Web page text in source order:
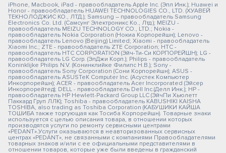
iPhone, Macbook, iPad - правообладатель Apple Inc. (Эпл Инк.); Huawei и
Honor - правообладатель HUAWEI TECHNOLOGIES CO., LTD. (ХУАВЕЙ
ТЕКНОЛОДЖИС КО., ЛТД.); Samsung – правообладатель Samsung
Electronics Co. Ltd. (Самсунг Электроникс Ко., Лтд.); MEIZU -
правообладатель MEIZU TECHNOLOGY CO., LTD.; Nokia -
правообладатель Nokia Corporation (Нокиа Корпорейшн); Lenovo -
правообладатель Lenovo (Beijing) Limited; Xiaomi - правообладатель
Xiaomi Inc.; ZTE - правообладатель ZTE Corporation; HTC -
правообладатель HTC CORPORATION (Эйч-Ти-Си КОРПОРЕЙШН); LG -
правообладатель LG Corp. (ЭлДжи Корп.); Philips - правообладатель
Koninklijke Philips N.V. (Конинклийке Филипс Н.В.); Sony -
правообладатель Sony Corporation (Сони Корпорейшн); ASUS -
правообладатель ASUSTeK Computer Inc. (Асустек Компьютер
Инкорпорейшн); ACER - правообладатель Acer Incorporated (Эйсер
Инкорпорейтед); DELL - правообладатель Dell Inc.(Делл Инк.); HP -
правообладатель HP Hewlett-Packard Group LLC (ЭйчПи Хьюлетт
Паккард Груп ЛЛК); Toshiba - правообладатель KABUSHIKI KAISHA
TOSHIBA, also trading as Toshiba Corporation (КАБУШИКИ КАЙША
ТОШИБА также торгующая как Тосиба Корпорейшн). Товарные знаки
используется с целью описания товара, в отношении которых
производятся услуги по ремонту сервисными центрами
«PEDANT».Услуги оказываются в неавторизованных сервисных
центрах «PEDANT», не связанными с компаниями Правообладателями
товарных знаков и/или с ее официальными представителями в
отношении товаров, которые уже были введены в гражданский